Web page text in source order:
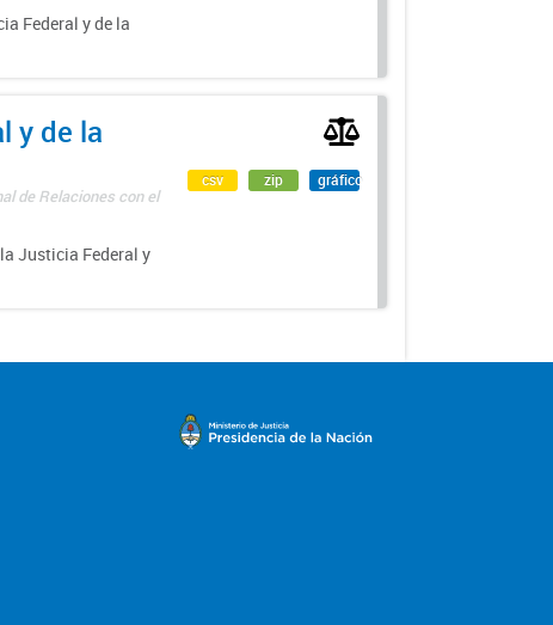
Federal y de la
y de la
de Relaciones con el
Justicia Federal y
csv zip gráfico